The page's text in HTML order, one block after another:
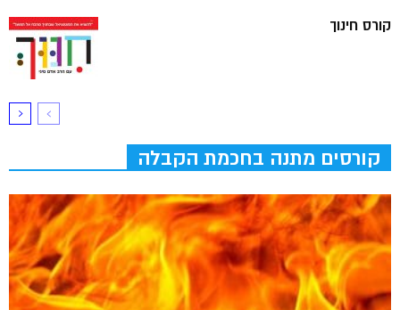
קורס חינוך
קורסים מתנה בחכמת הקבלה